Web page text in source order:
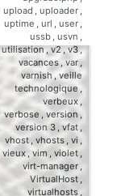
upload , uploader ,
uptime , url , user ,
ussb , usvn ,
utilisation,v2,v3,
vacances , var,
varnish , veille
technologique ,
verbeux ,
verbose ,version,
version 3 ,vfat ,
vhost , vhosts , vi ,
vieux , vim , violet,
virt-manager ,
VirtualHost ,
virtualhosts ,